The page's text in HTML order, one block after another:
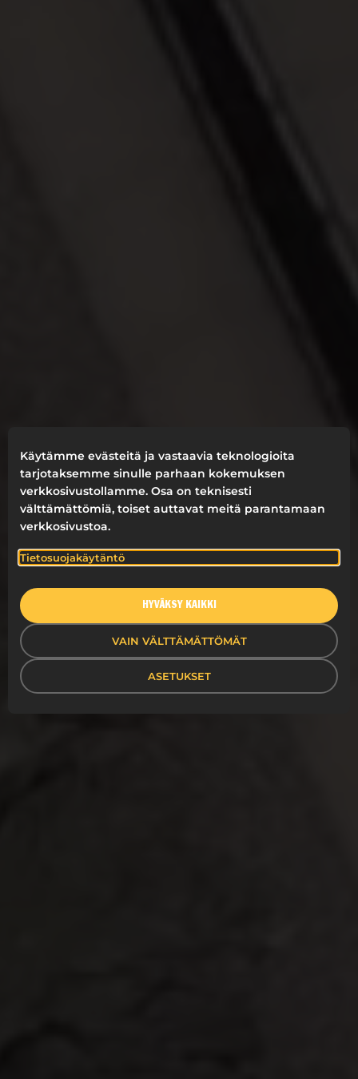
Käytämme evästeitä ja vastaavia teknologioita
tarjotaksemme sinulle parhaan kokemuksen
verkkosivustollamme. Osa on teknisesti
välttämättömiä, toiset auttavat meitä parantamaan
verkkosivustoa.
Tietosuojakäytäntö
VAIN VÄLTTÄMÄTTÖMÄT
ASETUKSET
HYVÄKSY KAIKKI